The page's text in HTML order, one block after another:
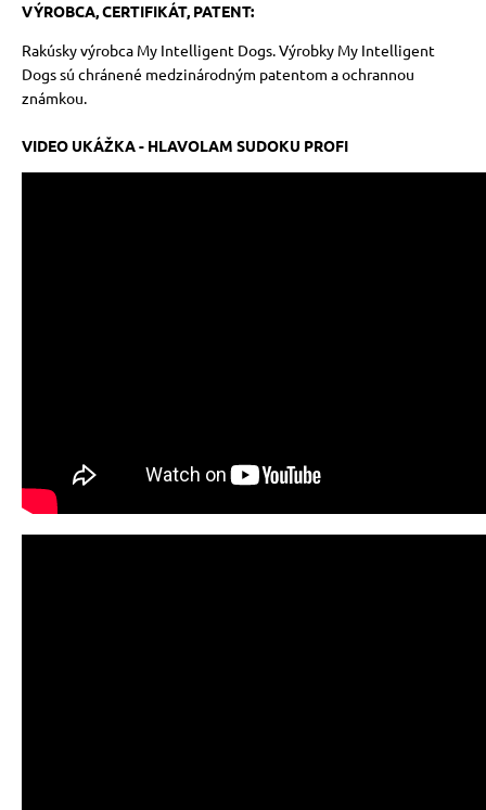
VÝROBCA, CERTIFIKÁT, PATENT:
Rakúsky výrobca My Intelligent Dogs. Výrobky My Intelligent
Dogs sú chránené medzinárodným patentom a ochrannou
známkou.
VIDEO UKÁŽKA - HLAVOLAM SUDOKU PROFI